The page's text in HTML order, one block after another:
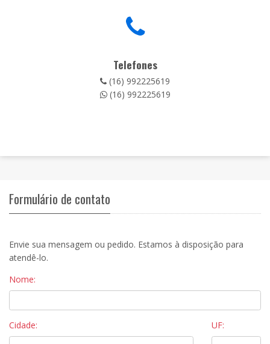
Telefones
(16) 992225619
(16) 992225619
Formulário de contato
Envie sua mensagem ou pedido. Estamos à disposição para
atendê-lo.
Nome:
Cidade: UF: